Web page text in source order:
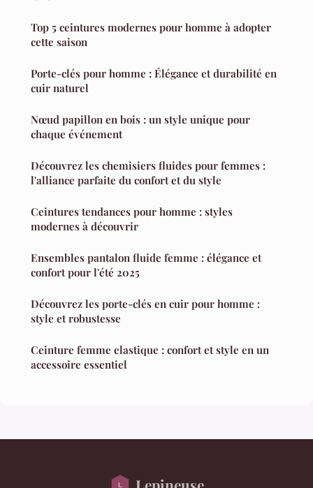
Top 5 ceintures modernes pour homme à adopter
cette saison
Porte-clés pour homme : Élégance et durabilité en
cuir naturel
Nœud papillon en bois : un style unique pour
chaque événement
Découvrez les chemisiers fluides pour femmes :
l'alliance parfaite du confort et du style
Ceintures tendances pour homme : styles
modernes à découvrir
Ensembles pantalon fluide femme : élégance et
confort pour l'été 2025
Découvrez les porte-clés en cuir pour homme :
style et robustesse
Ceinture femme elastique : confort et style en un
accessoire essentiel